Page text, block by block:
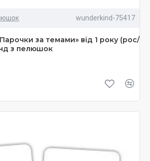
людям зрозуміти себе в
wunderkind-75417
за темами» від 1 року (рос/
з пелюшок